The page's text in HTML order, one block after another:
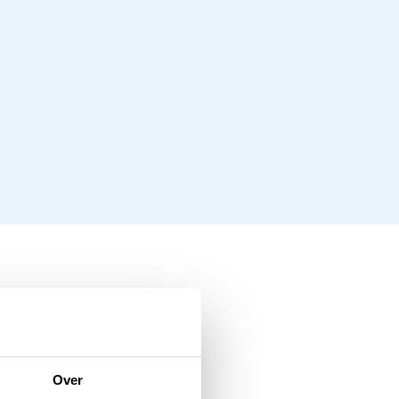
Over